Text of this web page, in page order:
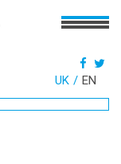
UK EN